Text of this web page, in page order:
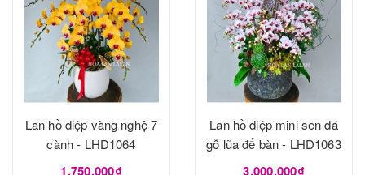
Lan hồ điệp vàng nghệ 7
cành - LHD1064
1.750.000₫
Lan hồ điệp mini sen đá
gỗ lũa để bàn - LHD1063
3.000.000₫